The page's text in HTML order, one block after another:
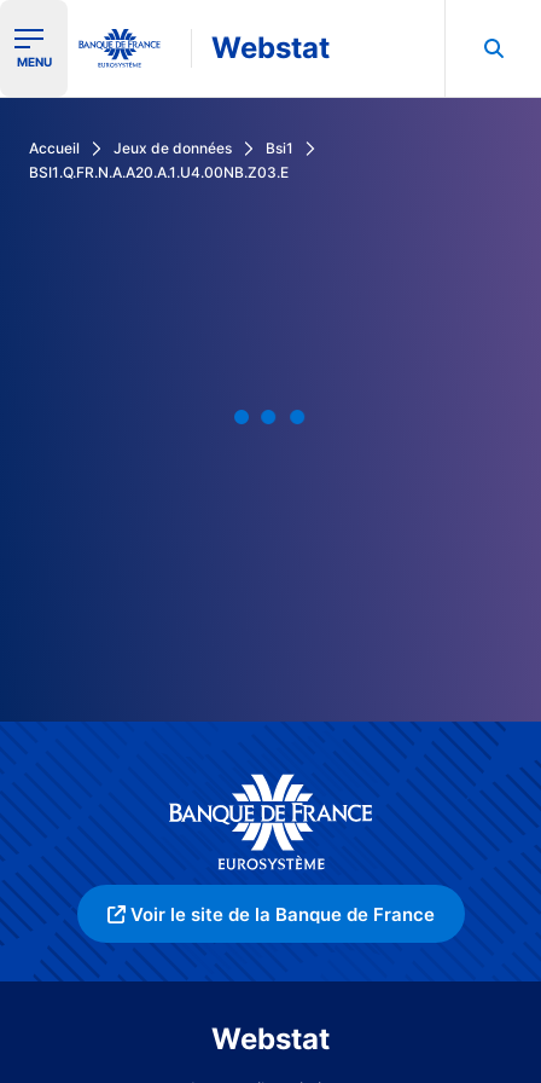
Ouvrir le menu de navigation
MENU Webstat
Accueil Jeux de données
Bsi1
BSI1.Q.FR.N.A.A20.A.1.U4.00NB.Z03.E
Voir le site de la Banque de France
Webstat